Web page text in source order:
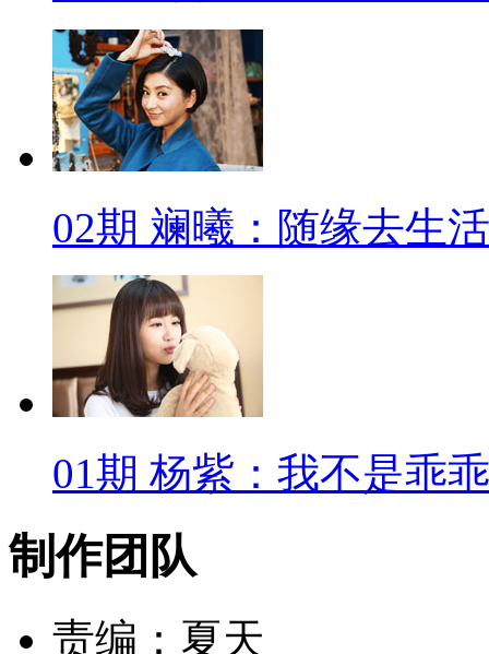
02期 斓曦：随缘去生活
01期 杨紫：我不是乖
制作团队
责编：夏天